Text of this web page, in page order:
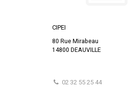
CIPEI
80 Rue Mirabeau
14800 DEAUVILLE
02 32 55 25 44